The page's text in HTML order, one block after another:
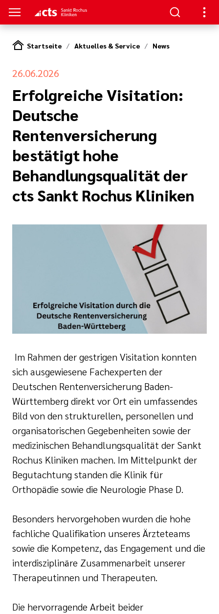
bei uns
Fragen)
für
Therapie
Syndrom
und Seele
Studien
und
den Sankt
Werte
Kiosk
für unsere
Fakten
Startseite Aktuelles & Service News
26.06.2026
Erfolgreiche Visitation:
Deutsche
Rentenversicherung
bestätigt hohe
Behandlungsqualität der
cts Sankt Rochus Kliniken
Im Rahmen der gestrigen Visitation konnten
sich ausgewiesene Fachexperten der
Deutschen Rentenversicherung Baden-
Württemberg direkt vor Ort ein umfassendes
Bild von den strukturellen, personellen und
organisatorischen Gegebenheiten sowie der
medizinischen Behandlungsqualität der Sankt
Rochus Kliniken machen. Im Mittelpunkt der
Begutachtung standen die Klinik für
Orthopädie sowie die Neurologie Phase D.
Besonders hervorgehoben wurden die hohe
fachliche Qualifikation unseres Ärzteteams
sowie die Kompetenz, das Engagement und die
interdisziplinäre Zusammenarbeit unserer
Therapeutinnen und Therapeuten.
Die hervorragende Arbeit beider